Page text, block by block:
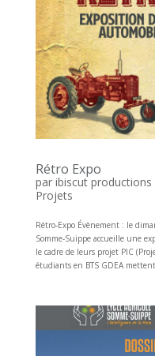
Rétro Expo
par ibiscut productions
Projets
Rétro-Expo Évènement : le
Somme-Suippe accueille une
le cadre de leurs projet PIC
étudiants en BTS GDEA